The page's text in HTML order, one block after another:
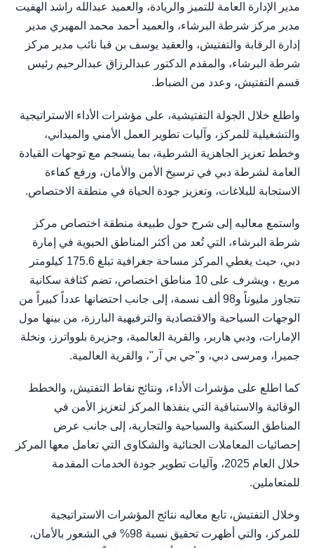
مدير الإدارة العامة للتميز والريادة، والعميد عبدالله راشد الهفيت
مدير مركز شرطة البرشاء، والعميد أحمد محمد المهيري مدير
إدارة الرقابة والتفتيش، والعقيد يوسف بن قبا نائب مدير مركز
شرطة البرشاء، والمقدم الدكتور عبدالرزاق عبدالرحيم رئيس
قسم التفتيش، وعدد من الضباط.
واطلع خلال الجولة التفتيشية، على مؤشرات الأداء الاستراتيجية
والتشغيلية للمركز، وآليات تطوير العمل الأمني والميداني،
وخطط تعزيز الجاهزية الشرطية، بما ينسجم مع توجهات القيادة
العامة لشرطة دبي في ترسيخ الأمن والأمان، ورفع كفاءة
الاستجابة للبلاغات، وتعزيز جودة الحياة في منطقة الاختصاص.
واستمع معاليه إلى شرح حول طبيعة منطقة اختصاص مركز
شرطة البرشاء، التي تُعد من أكثر المناطق الحيوية في إمارة
دبي، حيث يغطي المركز مساحة جغرافية تبلغ 175.6 كيلومتر
مربع ، ويشرف على 10 مناطق اختصاص، تضم كثافة سكانية
تتجاوز مليوناً و98 ألف نسمة، إلى جانب احتضانها عدداً كبيراً من
الوجهات السياحية والاقتصادية والترفيهية البارزة، من بينها مول
الإمارات، ودبي هاربر، والقرية العالمية، وجزيرة بلوواترز، ونخلة
جميرا، ومرسى دبي، و"جي بي آر"، والقرية العالمية.
كما اطلع على مؤشرات الأداء، ونتائج نقاط التفتيش، والخطط
الوقائية والاستباقية التي ينفذها المركز لتعزيز الأمن في
المناطق السكنية والسياحية والتجارية، إلى جانب عرض
إحصائيات المعاملات الجنائية والشكاوى التي تعامل معها المركز
خلال العام 2025، وآليات تطوير جودة الخدمات المقدمة
للمتعاملين.
وخلال التفتيش، تابع معاليه نتائج المؤشرات الاستراتيجية
للمركز، والتي أظهرت تحقيق نسبة 98% في الشعور بالأمان،